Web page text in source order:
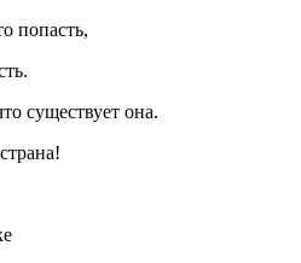
попасть,
существует она.